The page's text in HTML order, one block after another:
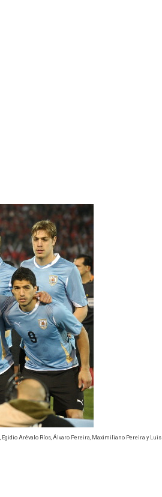
Egidio Arévalo Ríos, Álvaro Pereira, Maximiliano Pereira y Luis